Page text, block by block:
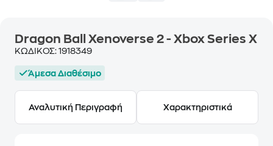
Dragon Ball Xenoverse 2 - Xbox Series X
ΚΩΔΙΚΟΣ: 1918349
Άμεσα Διαθέσιμο
Αναλυτική Περιγραφή Χαρακτηριστικά